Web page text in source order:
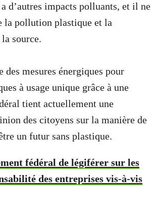
d’autres impacts polluants, et il ne
la pollution plastique et la
source.
mesures énergiques pour
à usage unique grâce à une
tient actuellement une
des citoyens sur la manière de
un futur sans plastique.
fédéral de légiférer sur les
des entreprises vis-à-vis